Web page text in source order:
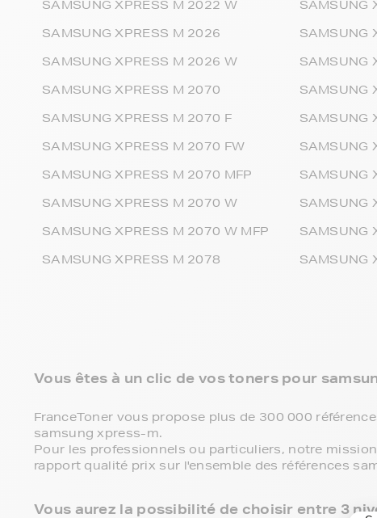
SAMSUNG XPRESS M 2022 W
SAMSUNG XPRESS M 2026
SAMSUNG XPRESS M 2026 W
SAMSUNG XPRESS M 2070
SAMSUNG XPRESS M 2070 F
SAMSUNG XPRESS M 2070 FW
SAMSUNG XPRESS M 2070 MFP
SAMSUNG XPRESS M 2070 W
SAMSUNG XPRESS M 2070 W MFP
SAMSUNG XPRESS M 2078
SAMSUNG
SAMSUNG
SAMSUNG
SAMSUNG
SAMSUNG
SAMSUNG
SAMSUNG
SAMSUNG
SAMSUNG
SAMSUNG
Vous êtes à un clic de vos toners pour
FranceToner vous propose plus de 300 000
samsung xpress-m.
Pour les professionnels ou particuliers, notre
rapport qualité prix sur l'ensemble des références
Vous aurez la possibilité de choisir entre 3